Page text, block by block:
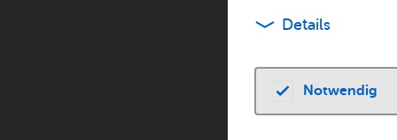
17. August
Details
Notwendig